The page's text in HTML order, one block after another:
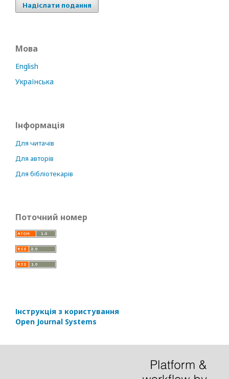
Надіслати подання
Мова
English
Українська
Інформація
Для читачів
Для авторів
Для бібліотекарів
Поточний номер
Інструкція з користування
Open Journal Systems